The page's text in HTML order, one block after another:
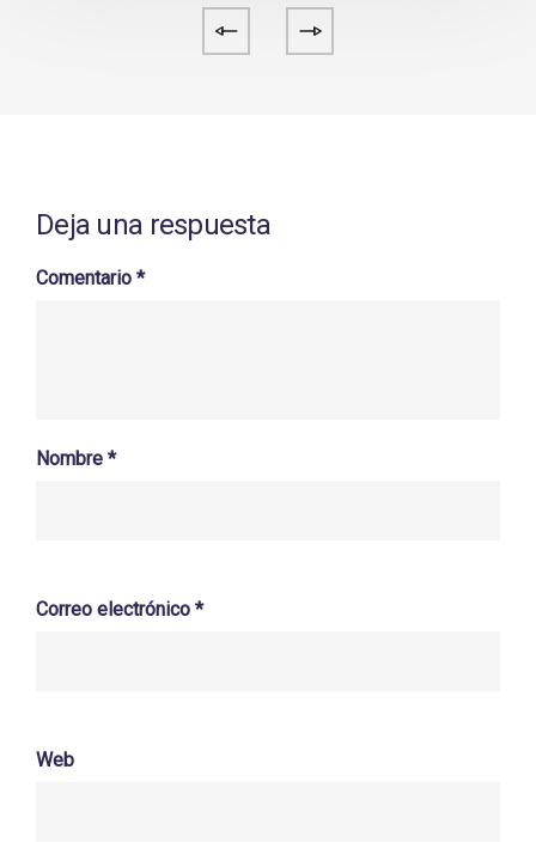
Deja una respuesta
Comentario *
Nombre *
Correo electrónico *
Web